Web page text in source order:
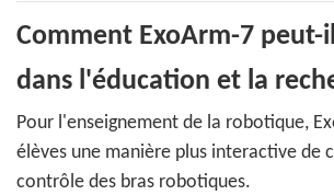
Comment ExoArm-7
dans l'éducation et la
Pour l'enseignement de la robotique,
élèves une manière plus interactive de
contrôle des bras robotiques.